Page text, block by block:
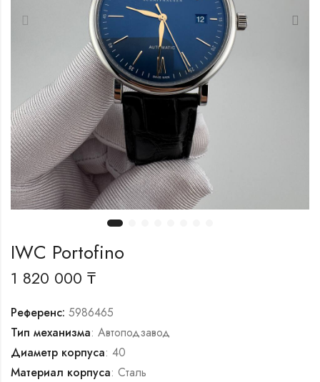
IWC Portofino
1 820 000 ₸
Референс: 5986465
Тип механизма: Автоподзавод
Диаметр корпуса: 40
Материал корпуса: Сталь